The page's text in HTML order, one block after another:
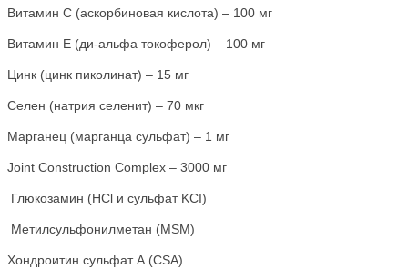
Витамин С (аскорбиновая кислота) – 100 мг
Витамин Е (ди-альфа токоферол) – 100 мг
Цинк (цинк пиколинат) – 15 мг
Селен (натрия селенит) – 70 мкг
Марганец (марганца сульфат) – 1 мг
Joint Construction Complex – 3000 мг
Глюкозамин (HCl и сульфат KCI)
Метилсульфонилметан (MSM)
Хондроитин сульфат А (CSA)